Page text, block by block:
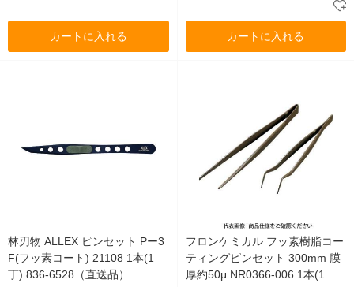
カートに入れる カートに入れる
林刃物 ALLEX ピンセット Pー3
F(フッ素コート) 21108 1本(1
丁) 836-6528（直送品）
フロンケミカル フッ素樹脂コー
ティングピンセット 300mm 膜
厚約50μ NR0366-006 1本(1個)